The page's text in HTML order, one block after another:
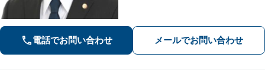
を残す債務整理のノウハウ多数。不動
産業者とも連携。
電話でお問い合わせ メールでお問い合わせ